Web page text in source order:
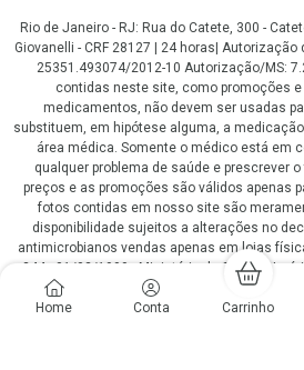
Home Conta Carrinho
Rio de Janeiro - RJ: Rua do Catete, 300 -
Giovanelli - CRF 28127 | 24 horas|
25351.493074/2012-10 Autorização/MS:
contidas neste site, como promoções
medicamentos, não devem ser usadas
substituem, em hipótese alguma, a
área médica. Somente o médico está em
qualquer problema de saúde e prescrever
preços e as promoções são válidos apenas
fotos contidas em nosso site são
disponibilidade sujeitos a alterações no
antimicrobianos vendas apenas em lojas
344 - 01/02/1999 - Ministério da Saúde.
de Vendas e Atendimento ao Cliente 4020
domingo a domingo das